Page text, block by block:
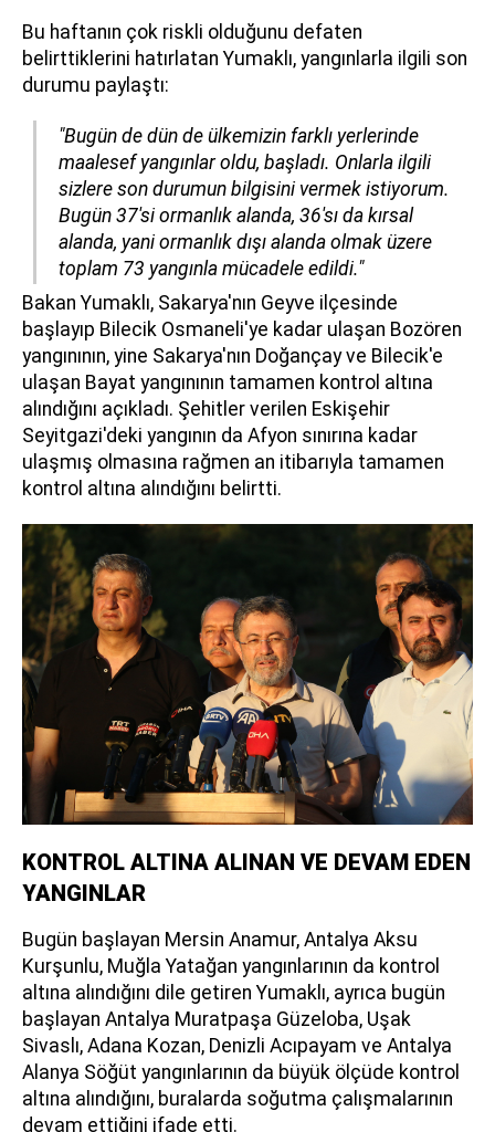
Bu haftanın çok riskli olduğunu defaten
belirttiklerini hatırlatan Yumaklı, yangınlarla ilgili son
durumu paylaştı:
"Bugün de dün de ülkemizin farklı yerlerinde
maalesef yangınlar oldu, başladı. Onlarla ilgili
sizlere son durumun bilgisini vermek istiyorum.
Bugün 37'si ormanlık alanda, 36'sı da kırsal
alanda, yani ormanlık dışı alanda olmak üzere
toplam 73 yangınla mücadele edildi."
Bakan Yumaklı, Sakarya'nın Geyve ilçesinde
başlayıp Bilecik Osmaneli'ye kadar ulaşan Bozören
yangınının, yine Sakarya'nın Doğançay ve Bilecik'e
ulaşan Bayat yangınının tamamen kontrol altına
alındığını açıkladı. Şehitler verilen Eskişehir
Seyitgazi'deki yangının da Afyon sınırına kadar
ulaşmış olmasına rağmen an itibarıyla tamamen
kontrol altına alındığını belirtti.
KONTROL ALTINA ALINAN VE DEVAM EDEN
YANGINLAR
Bugün başlayan Mersin Anamur, Antalya Aksu
Kurşunlu, Muğla Yatağan yangınlarının da kontrol
altına alındığını dile getiren Yumaklı, ayrıca bugün
başlayan Antalya Muratpaşa Güzeloba, Uşak
Sivaslı, Adana Kozan, Denizli Acıpayam ve Antalya
Alanya Söğüt yangınlarının da büyük ölçüde kontrol
altına alındığını, buralarda soğutma çalışmalarının
devam ettiğini ifade etti.